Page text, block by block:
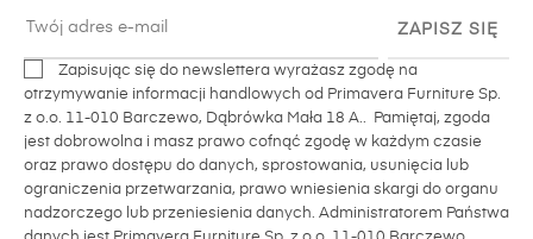
ZAPISZ SIĘ
Zapisując się do newslettera wyrażasz zgodę na
otrzymywanie informacji handlowych od Primavera Furniture Sp.
z o.o. 11-010 Barczewo, Dąbrówka Mała 18 A.. Pamiętaj, zgoda
jest dobrowolna i masz prawo cofnąć zgodę w każdym czasie
oraz prawo dostępu do danych, sprostowania, usunięcia lub
ograniczenia przetwarzania, prawo wniesienia skargi do organu
nadzorczego lub przeniesienia danych. Administratorem Państwa